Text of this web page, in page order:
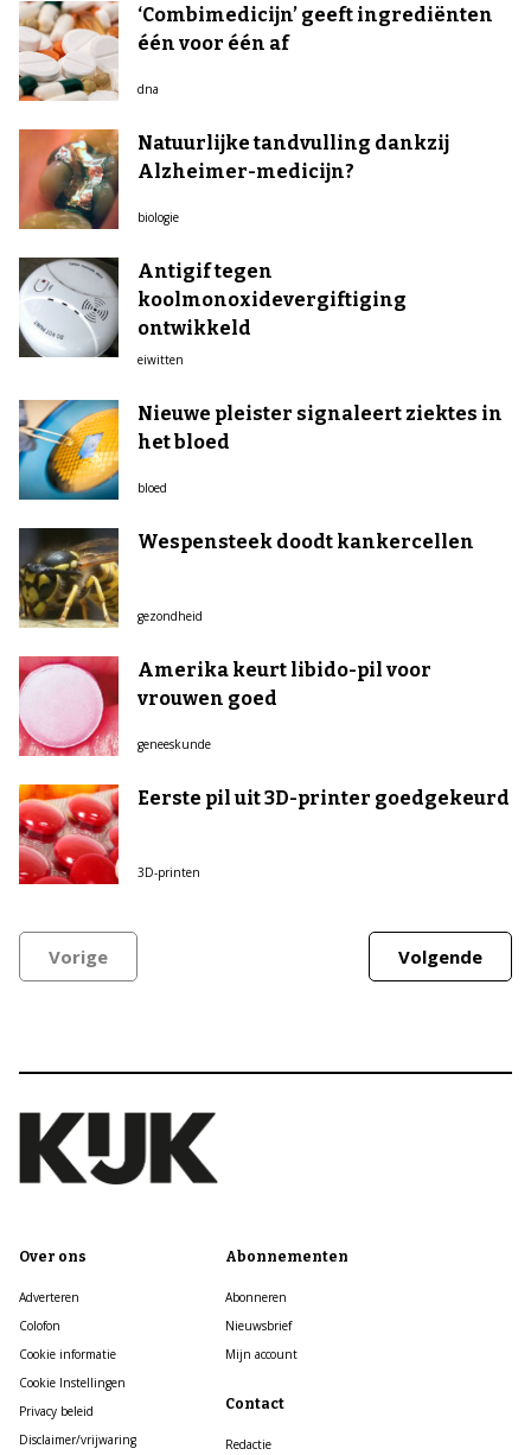
‘Combimedicijn’ geeft ingrediënten
één voor één af
dna
Natuurlijke tandvulling dankzij
Alzheimer-medicijn?
biologie
Antigif tegen
koolmonoxidevergiftiging
ontwikkeld
eiwitten
Nieuwe pleister signaleert ziektes in
het bloed
bloed
Wespensteek doodt kankercellen
gezondheid
Amerika keurt libido-pil voor
vrouwen goed
geneeskunde
Eerste pil uit 3D-printer goedgekeurd
3D-printen
Vorige Volgende
Over ons
Adverteren
Colofon
Cookie informatie
Cookie Instellingen
Privacy beleid
Disclaimer/vrijwaring
Abonnementen
Abonneren
Nieuwsbrief
Mijn account
Contact
Redactie